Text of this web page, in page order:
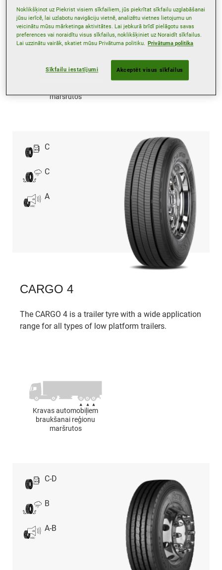
criteria.
maršrutos
C
C
A
CARGO 4
The CARGO 4 is a trailer tyre with a wide application
range for all types of low platform trailers.
Kravas automobiļiem
braukšanai reģionu
maršrutos
C-D
B
A-B
Noklikšķinot uz Piekrist visiem sīkfailiem, jūs piekrītat sīkfailu uzglabāšanai
jūsu ierīcē, lai uzlabotu navigāciju vietnē, analizētu vietnes lietojumu un
veicinātu mūsu mārketinga aktivitātes. Lai jebkurā brīdī pielāgotu savas
preferences vai noraidītu visus sīkfailus, noklikšķiniet uz Noraidīt sīkfailus.
Lai uzzinātu vairāk, skatiet mūsu Privātuma politiku. Privātuma politika
Sīkfailu iestatījumi Akceptēt visus sīkfailus